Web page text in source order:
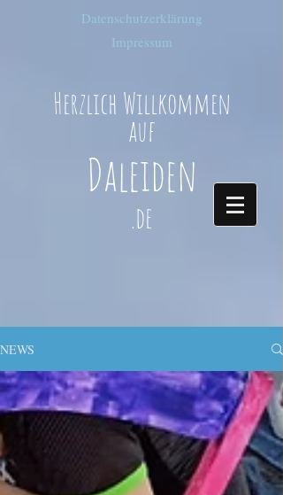
Impressum
Datenschutzerklärung
Herzlich Willkommen
auf
Daleiden
.de
NEWS